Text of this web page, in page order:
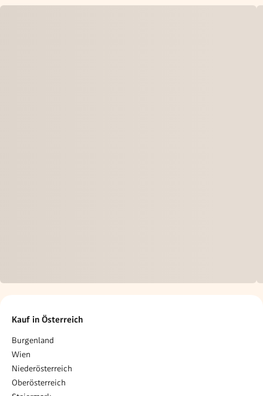
Kauf in Österreich
Burgenland
Wien
Niederösterreich
Oberösterreich